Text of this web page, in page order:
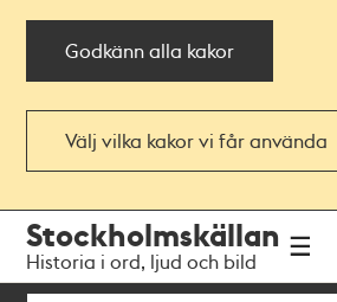
Godkänn alla kakor
Välj vilka kakor vi får använda
navigationen
huvudinnehållet
Stockholmskällan
Historia i ord, ljud och bild